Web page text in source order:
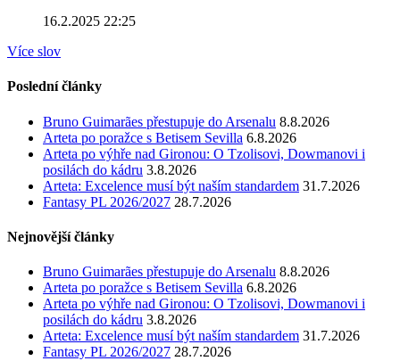
16.2.2025 22:25
Více slov
Poslední články
Bruno Guimarães přestupuje do Arsenalu 8.8.2026
Arteta po poražce s Betisem Sevilla 6.8.2026
Arteta po výhře nad Gironou: O Tzolisovi, Dowmanovi i
posilách do kádru 3.8.2026
Arteta: Excelence musí být naším standardem 31.7.2026
Fantasy PL 2026/2027 28.7.2026
Nejnovější články
Bruno Guimarães přestupuje do Arsenalu 8.8.2026
Arteta po poražce s Betisem Sevilla 6.8.2026
Arteta po výhře nad Gironou: O Tzolisovi, Dowmanovi i
posilách do kádru 3.8.2026
Arteta: Excelence musí být naším standardem 31.7.2026
Fantasy PL 2026/2027 28.7.2026